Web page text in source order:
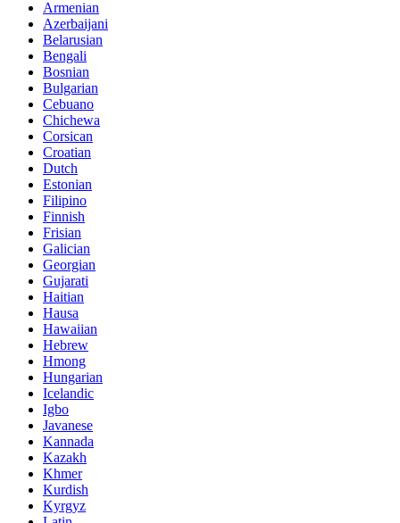
Armenian
Azerbaijani
Belarusian
Bengali
Bosnian
Bulgarian
Cebuano
Chichewa
Corsican
Croatian
Dutch
Estonian
Filipino
Finnish
Frisian
Galician
Georgian
Gujarati
Haitian
Hausa
Hawaiian
Hebrew
Hmong
Hungarian
Icelandic
Igbo
Javanese
Kannada
Kazakh
Khmer
Kurdish
Kyrgyz